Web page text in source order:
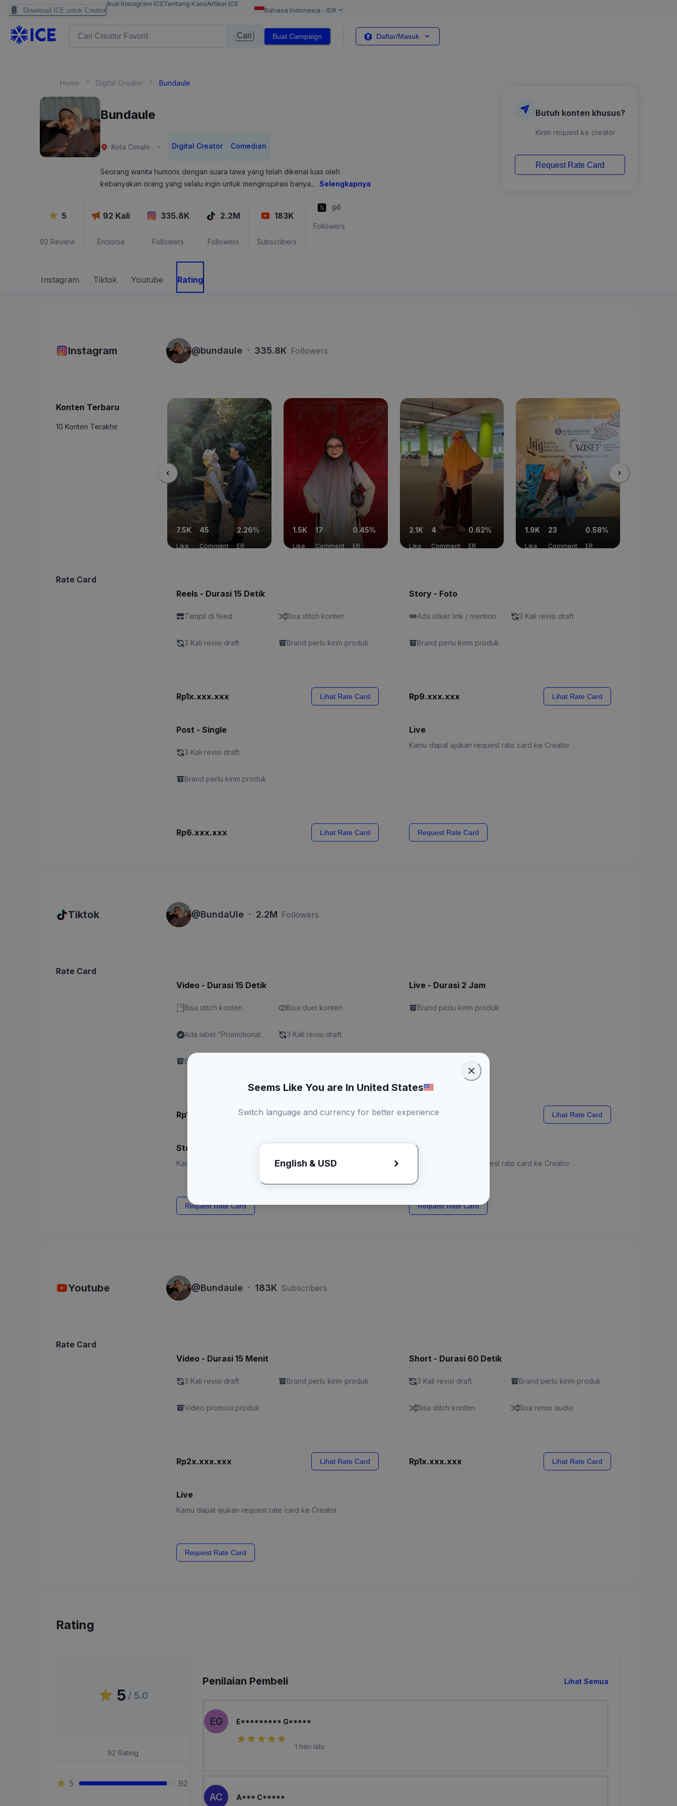
Download ICE untuk Creator
Ikuti Instagram ICETentang KamiArtikel ICE
Bahasa Indonesia - IDR
Cari Buat Campaign Daftar/Masuk
Home Digital Creator Bundaule
Bundaule
Kota Cimahi · Digital Creator Comedian
Seorang wanita humoris dengan suara tawa yang telah dikenal luas oleh
kebanyakan orang yang selalu ingin untuk menginspirasi banya... Selengkapnya
5
92 Review
92 Kali
Endorse
335.8K
Followers
2.2M
Followers
183K
Subscribers
Followers
Butuh konten khusus?
Kirim request ke creator
Request Rate Card
Instagram Tiktok Youtube Rating
Instagram @bundaule · 335.8K Followers
Konten Terbaru
10 Konten Terakhir
7.5K
Like
45
Comment
2.26%
ER
1.5K
Like
17
Comment
0.45%
ER
2.1K
Like
4
Comment
0.62%
ER
1.9K
Like
23
Comment
0.58%
ER
Rate Card
Reels - Durasi 15 Detik
Tampil di feed Bisa stitch konten
3 Kali revisi draft Brand perlu kirim produk
Rp1x.xxx.xxx Lihat Rate Card
Story - Foto
Ada stiker link / mention 3 Kali revisi draft
Brand perlu kirim produk
Rp9.xxx.xxx Lihat Rate Card
Post - Single
3 Kali revisi draft
Brand perlu kirim produk
Rp6.xxx.xxx Lihat Rate Card
Live
Kamu dapat ajukan request rate card ke Creator
Request Rate Card
Tiktok @BundaUle · 2.2M Followers
Rate Card
Video - Durasi 15 Detik
Bisa stitch konten Bisa duet konten
Ada label "Promotional
3 Kali revisi draft
Brand perlu kirim produk
Rp1x.xxx.xxx Lihat Rate Card
Live - Durasi 2 Jam
Brand perlu kirim produk
Rp4.xxx.xxx Lihat Rate Card
Story
Kamu dapat ajukan request rate card ke Creator
Request Rate Card
Image
Kamu dapat ajukan request rate card ke Creator
Request Rate Card
Youtube @Bundaule · 183K Subscribers
Rate Card
Video - Durasi 15 Menit
3 Kali revisi draft Brand perlu kirim produk
Video promosi produk
Rp2x.xxx.xxx Lihat Rate Card
Short - Durasi 60 Detik
3 Kali revisi draft Brand perlu kirim produk
Bisa stitch konten Bisa remix audio
Rp1x.xxx.xxx Lihat Rate Card
Live
Kamu dapat ajukan request rate card ke Creator
Request Rate Card
Rating
5 / 5.0
92 Rating
5 92
Penilaian Pembeli Lihat Semua
EG E********* G*****
1 hari lalu
AC A*** C*****
Seems Like You are In United States
Switch language and currency for better experience
English & USD